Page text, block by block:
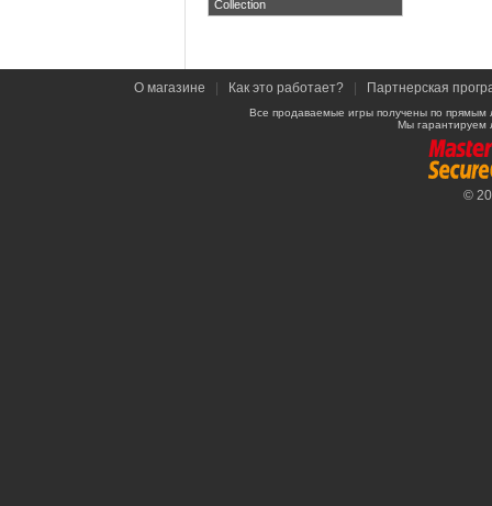
Collection
О магазине Как это работает? Партнерская
Все продаваемые игры получены по
Мы гарантируем
©